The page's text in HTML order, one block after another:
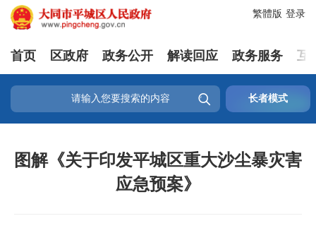
登录
繁體版
首页 区政府 政务公开 解读回应 政务服务 互
 长者模式
图解《关于印发平城区重大沙尘暴灾害
应急预案》